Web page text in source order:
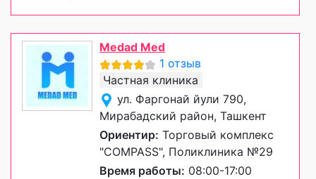
Medad Med
1 отзыв
Частная клиника
ул. Фаргонай йули 790,
Мирабадский район, Ташкент
Ориентир: Торговый комплекс
"COMPASS", Поликлиника №29
Время работы: 08:00-17:00